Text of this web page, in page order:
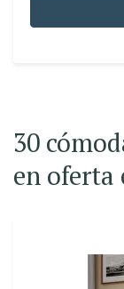
30
en oferta